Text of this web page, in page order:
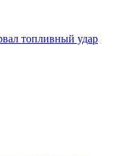
топливный удар